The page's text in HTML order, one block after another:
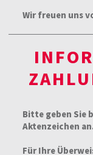
Wir freuen uns
Bitte geben Sie
Aktenzeichen
Für Ihre